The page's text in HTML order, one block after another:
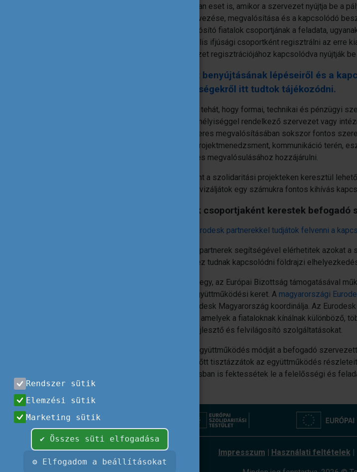
Van olyan eset is, amikor a szervezet nyújtja be a
megtervezése, megvalósítása és a kapcsolódó
megvalósító fiatalok csoportjának a feladata,
informális ifjúsági csoportként regisztrálni az erre
szervezet regisztrációjához kapcsolódva nyújtják
A pályázat benyújtásának lépéseiről és a
kötelezettségekről itt tudtok tájékozódni.
Mindamellett tehát, hogy formai, technikai és pénzügyi
egy jogi személyiséggel rendelkező szervezet vagy
projektek sikeres megvalósításában sokszor fontos
tudnak adni projektmenedzsment, kommunikáció terén,
projekt sikeres megvalósulásához hozzájárulni.
Szervezetként a szolidaritási projekteken keresztül
fiatalokat aktivizáljátok egy számukra fontos kihívás
Ha fiatalok csoportjaként kerestek befogadó
az Eurodesk partnerekkel tudjátok felvenni a
Az Eurodesk partnerek segítségével elérhetitek azokat
projektetekhez tudnak kapcsolódni földrajzi
Az Eurodesk egy, az Európai Bizottság támogatásával
hálózat és együttműködési keret. A magyarországi
működő Eurodesk Magyarország koordinálja. Az
szervezetek, amelyek a fiataloknak kínálnak különböző,
tanácsadó, fejlesztő és felvilágosító szolgáltatásokat.
Az együttműködés módját a befogadó
benyújtása előtt tisztázzátok az együttműködés
megállapodásban is fektessétek le a felelősségi és
Impresszum | Használati feltételek|
Rendszer sütik
Elemzési sütik
Marketing sütik
✔ Összes süti elfogadása
⚙ Elfogadom a beállításokat